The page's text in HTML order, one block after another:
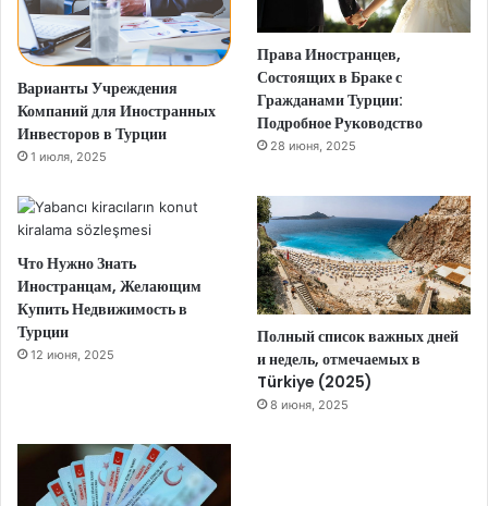
Варианты Учреждения
Компаний для Иностранных
Инвесторов в Турции
1 июля, 2025
Права Иностранцев,
Состоящих в Браке с
Гражданами Турции:
Подробное Руководство
28 июня, 2025
Что Нужно Знать
Иностранцам, Желающим
Купить Недвижимость в
Турции
12 июня, 2025
Полный список важных дней
и недель, отмечаемых в
Türkiye (2025)
8 июня, 2025